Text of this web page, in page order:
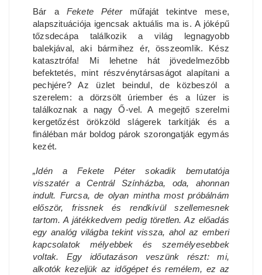
Bár a Fekete Péterműfaját tekintve mese,
alapszituációja igencsak aktuális ma is. A jóképű
tőzsdecápa találkozik a világ legnagyobb
balekjával, aki bármihez ér, összeomlik. Kész
katasztrófa! Mi lehetne hát jövedelmezőbb
befektetés, mint részvénytársaságot alapítani a
pechjére? Az üzlet beindul, de közbeszól a
szerelem: a dörzsölt úriember és a lúzer is
találkoznak a nagy Ő-vel. A megejtő szerelmi
kergetőzést örökzöld slágerek tarkítják és a
fináléban már boldog párok szorongatják egymás
kezét.
„Idén a Fekete Péter sokadik bemutatója
visszatér a Centrál Színházba, oda, ahonnan
indult. Furcsa, de olyan mintha most próbálnám
először, frissnek és rendkívül szellemesnek
tartom. A játékkedvem pedig töretlen. Az előadás
egy analóg világba tekint vissza, ahol az emberi
kapcsolatok mélyebbek és személyesebbek
voltak. Egy időutazáson veszünk részt: mi,
alkotók kezeljük az időgépet és remélem, ez az